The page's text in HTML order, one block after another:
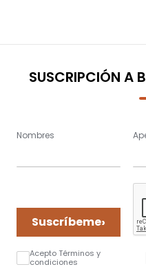
SUSCRIPCIÓN A
Nombres
Suscríbeme›
Acepto Términos y
condiciones